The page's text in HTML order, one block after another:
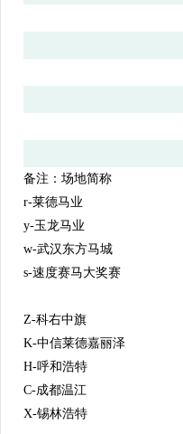
备注：场地简称
r-莱德马业
y-玉龙马业
w-武汉东方马城
s-速度赛马大奖赛
Z-科右中旗
K-中信莱德嘉丽泽
H-呼和浩特
C-成都温江
X-锡林浩特